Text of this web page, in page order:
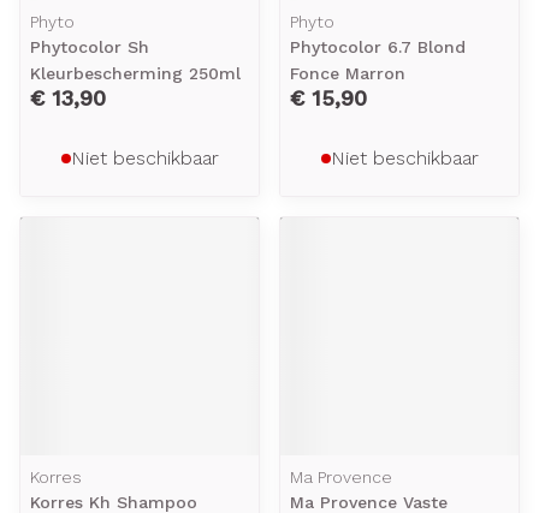
Phyto
Phytocolor Sh
Kleurbescherming 250ml
€ 13,90
Niet beschikbaar
Phyto
Phytocolor 6.7 Blond
Fonce Marron
€ 15,90
Niet beschikbaar
Korres
Korres Kh Shampoo
Ma Provence
Ma Provence Vaste